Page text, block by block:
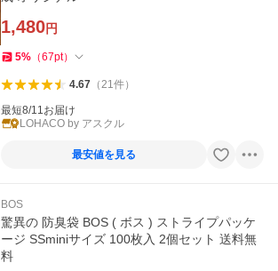
1,480円
5% （67pt）
4.67（21件）
最短8/11お届け
LOHACO by アスクル
最安値を見る
BOS
驚異の 防臭袋 BOS ( ボス ) ストライプパッケ
ージ SSminiサイズ 100枚入 2個セット 送料無
料